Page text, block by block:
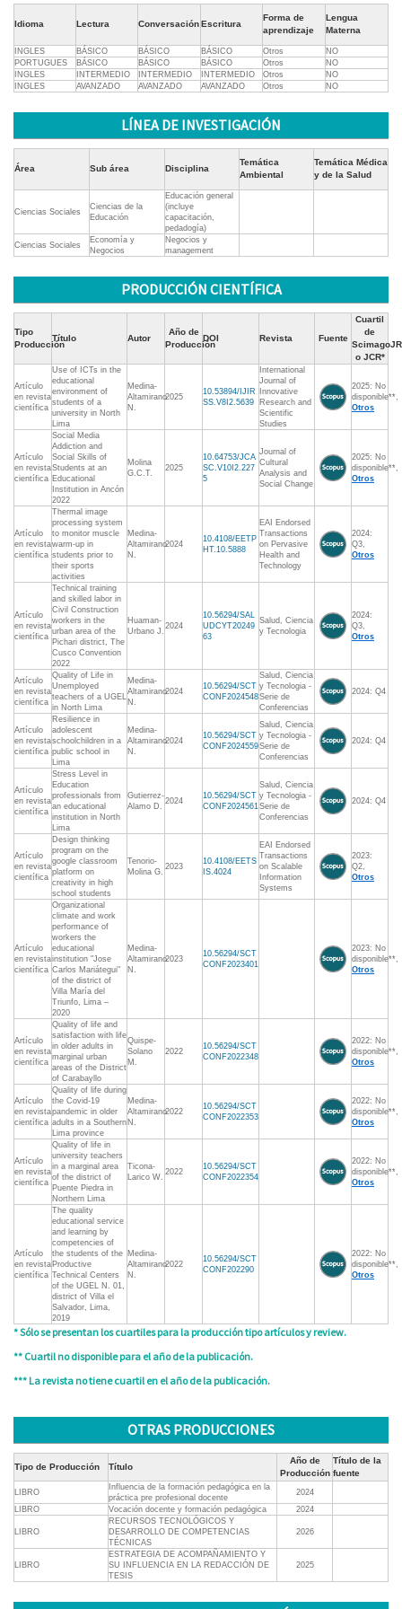
Idioma Lectura ConversaciónEscritura
Forma de
aprendizaje
Lengua
Materna
INGLES BÁSICO BÁSICO BÁSICO Otros
NO
PORTUGUES
BÁSICO BÁSICO BÁSICO Otros
NO
INGLES
INTERMEDIO INTERMEDIO INTERMEDIO Otros
NO
INGLES
AVANZADO AVANZADO AVANZADO Otros NO
LÍNEA DE INVESTIGACIÓN
Área Sub área Disciplina
Temática
Ambiental
Temática Médica
y de la Salud
Ciencias Sociales
Ciencias de la
Educación
Educación general
(incluye
capacitación,
pedadogía)
Ciencias Sociales
Economía y
Negocios
Negocios y
management
PRODUCCIÓN CIENTÍFICA
Tipo
Producción
Título Autor
Año de
Producción
DOI Revista Fuente
Cuartil
de
ScimagoJR
o JCR*
Artículo
en revista
científica
Use of ICTs in the
educational
environment of
students of a
university in North
Lima
Medina-
Altamirano
N.
2025
10.53894/IJIR
SS.V8I2.5639
International
Journal of
Innovative
Research and
Scientific
Studies
2025: No
disponible**,
Otros
Artículo
en revista
científica
Social Media
Addiction and
Social Skills of
Students at an
Educational
Institution in Ancón
2022
Molina
G.C.T.
2025
10.64753/JCA
SC.V10I2.227
5
Journal of
Cultural
Analysis and
Social Change
2025: No
disponible**,
Otros
Artículo
en revista
científica
Thermal image
processing system
to monitor muscle
warm-up in
students prior to
their sports
activities
Medina-
Altamirano
N.
2024
10.4108/EETP
HT.10.5888
EAI Endorsed
Transactions
on Pervasive
Health and
Technology
2024:
Q3,
Otros
Artículo
en revista
científica
Technical training
and skilled labor in
Civil Construction
workers in the
urban area of the
Pichari district, The
Cusco Convention
2022
Huaman-
Urbano J.
2024
10.56294/SAL
UDCYT20249
63
Salud, Ciencia
y Tecnologia
2024:
Q3,
Otros
Artículo
en revista
científica
Quality of Life in
Unemployed
teachers of a UGEL
in North Lima
Medina-
Altamirano
N.
2024
10.56294/SCT
CONF2024548
Salud, Ciencia
y Tecnologia -
Serie de
Conferencias
2024: Q4
Artículo
en revista
científica
Resilience in
adolescent
schoolchildren in a
public school in
Lima
Medina-
Altamirano
N.
2024
10.56294/SCT
CONF2024559
Salud, Ciencia
y Tecnologia -
Serie de
Conferencias
2024: Q4
Artículo
en revista
científica
Stress Level in
Education
professionals from
an educational
institution in North
Lima
Gutierrez-
Alamo D.
2024
10.56294/SCT
CONF2024561
Salud, Ciencia
y Tecnologia -
Serie de
Conferencias
2024: Q4
Artículo
en revista
científica
Design thinking
program on the
google classroom
platform on
creativity in high
school students
Tenorio-
Molina G.
2023
10.4108/EETS
IS.4024
EAI Endorsed
Transactions
on Scalable
Information
Systems
2023:
Q2,
Otros
Artículo
en revista
científica
Organizational
climate and work
performance of
workers the
educational
institution "Jose
Carlos Mariátegui"
of the district of
Villa María del
Triunfo, Lima –
2020
Medina-
Altamirano
N.
2023
10.56294/SCT
CONF2023401
2023: No
disponible**,
Otros
Artículo
en revista
científica
Quality of life and
satisfaction with life
in older adults in
marginal urban
areas of the District
of Carabayllo
Quispe-
Solano
M.
2022
10.56294/SCT
CONF2022348
2022: No
disponible**,
Otros
Artículo
en revista
científica
Quality of life during
the Covid-19
pandemic in older
adults in a Southern
Lima province
Medina-
Altamirano
N.
2022
10.56294/SCT
CONF2022353
2022: No
disponible**,
Otros
Artículo
en revista
científica
Quality of life in
university teachers
in a marginal area
of the district of
Puente Piedra in
Northern Lima
Ticona-
Larico W.
2022
10.56294/SCT
CONF2022354
2022: No
disponible**,
Otros
Artículo
en revista
científica
The quality
educational service
and learning by
competencies of
the students of the
Productive
Technical Centers
of the UGEL N. 01,
district of Villa el
Salvador, Lima,
2019
Medina-
Altamirano
N.
2022
10.56294/SCT
CONF202290
2022: No
disponible**,
Otros
* Sólo se presentan los cuartiles para la producción tipo artículos y review.
** Cuartil no disponible para el año de la publicación.
*** La revista no tiene cuartil en el año de la publicación.
OTRAS PRODUCCIONES
Tipo de Producción Título
Año de
Producción
Título de la
fuente
LIBRO
Influencia de la formación pedagógica en la
práctica pre profesional docente
2024
LIBRO
Vocación docente y formación pedagógica 2024
LIBRO
RECURSOS TECNOLÓGICOS Y
DESARROLLO DE COMPETENCIAS
TÉCNICAS
2026
LIBRO
ESTRATEGIA DE ACOMPAÑAMIENTO Y
SU INFLUENCIA EN LA REDACCIÓN DE
TESIS
2025